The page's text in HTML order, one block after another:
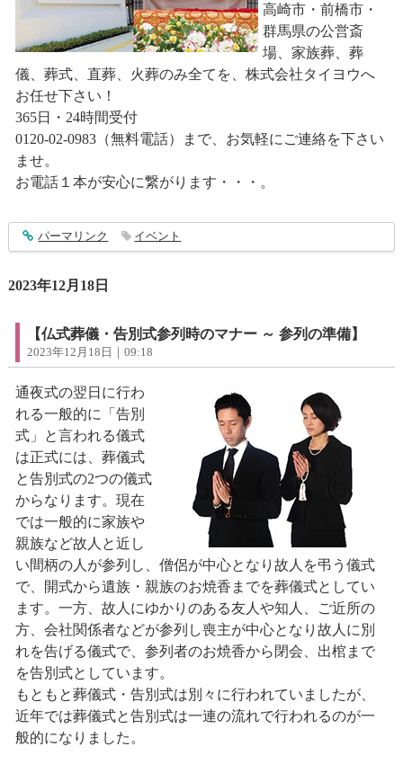
高崎市・前橋市・
群馬県の公営斎
場、家族葬、葬
儀、葬式、直葬、火葬のみ全てを、株式会社タイヨウへ
お任せ下さい！
365日・24時間受付
0120-02-0983（無料電話）まで、お気軽にご連絡を下さい
ませ。
お電話１本が安心に繋がります・・・。
entry4187
パーマリンク イベント
2023年12月18日
【仏式葬儀・告別式参列時のマナー ～ 参列の準備】
2023年12月18日｜09:18
通夜式の翌日に行わ
れる一般的に「告別
式」と言われる儀式
は正式には、葬儀式
と告別式の2つの儀式
からなります。現在
では一般的に家族や
親族など故人と近し
い間柄の人が参列し、僧侶が中心となり故人を弔う儀式
で、開式から遺族・親族のお焼香までを葬儀式としてい
ます。一方、故人にゆかりのある友人や知人、ご近所の
方、会社関係者などが参列し喪主が中心となり故人に別
れを告げる儀式で、参列者のお焼香から閉会、出棺まで
を告別式としています。
もともと葬儀式・告別式は別々に行われていましたが、
近年では葬儀式と告別式は一連の流れで行われるのが一
般的になりました。